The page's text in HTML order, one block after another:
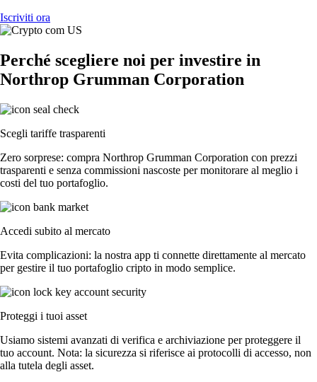
Iscriviti ora
Perché scegliere noi per investire in
Northrop Grumman Corporation
Scegli tariffe trasparenti
Zero sorprese: compra Northrop Grumman Corporation con prezzi
trasparenti e senza commissioni nascoste per monitorare al meglio i
costi del tuo portafoglio.
Accedi subito al mercato
Evita complicazioni: la nostra app ti connette direttamente al mercato
per gestire il tuo portafoglio cripto in modo semplice.
Proteggi i tuoi asset
Usiamo sistemi avanzati di verifica e archiviazione per proteggere il
tuo account. Nota: la sicurezza si riferisce ai protocolli di accesso, non
alla tutela degli asset.